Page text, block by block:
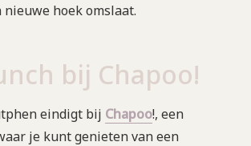
hoek omslaat.
bij Chapoo!
eindigt bij Chapoo!, een
je kunt genieten van een